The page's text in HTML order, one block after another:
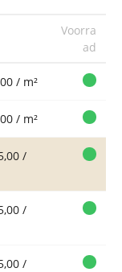
Voorra
ad
/ m²
/ m²
/
/
/